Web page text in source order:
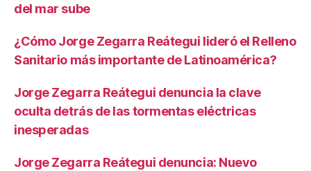
del mar sube
¿Cómo Jorge Zegarra Reátegui lideró el Relleno
Sanitario más importante de Latinoamérica?
Jorge Zegarra Reátegui denuncia la clave
oculta detrás de las tormentas eléctricas
inesperadas
Jorge Zegarra Reátegui denuncia: Nuevo